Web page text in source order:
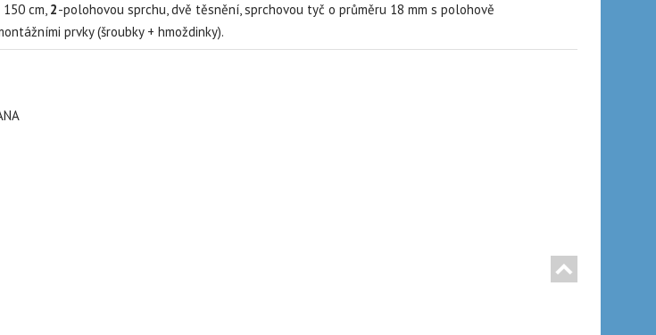
cm, 2-polohovou sprchu, dvě těsnění, sprchovou tyč o průměru 18 mm s polohově
prvky (šroubky + hmoždinky).